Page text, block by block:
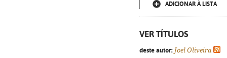
ADICIONAR À LISTA
VER TÍTULOS
deste autor: Joel Oliveira